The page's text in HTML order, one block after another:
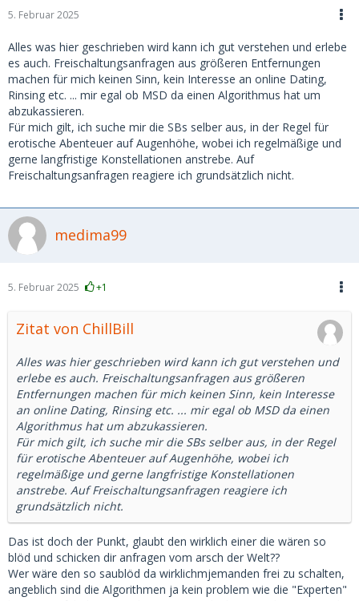
5. Februar 2025
Alles was hier geschrieben wird kann ich gut verstehen und erlebe
es auch. Freischaltungsanfragen aus größeren Entfernungen
machen für mich keinen Sinn, kein Interesse an online Dating,
Rinsing etc. ... mir egal ob MSD da einen Algorithmus hat um
abzukassieren.
Für mich gilt, ich suche mir die SBs selber aus, in der Regel für
erotische Abenteuer auf Augenhöhe, wobei ich regelmäßige und
gerne langfristige Konstellationen anstrebe. Auf
Freischaltungsanfragen reagiere ich grundsätzlich nicht.
medima99
5. Februar 2025 +1
Zitat von ChillBill
Alles was hier geschrieben wird kann ich gut verstehen und
erlebe es auch. Freischaltungsanfragen aus größeren
Entfernungen machen für mich keinen Sinn, kein Interesse
an online Dating, Rinsing etc. ... mir egal ob MSD da einen
Algorithmus hat um abzukassieren.
Für mich gilt, ich suche mir die SBs selber aus, in der Regel
für erotische Abenteuer auf Augenhöhe, wobei ich
regelmäßige und gerne langfristige Konstellationen
anstrebe. Auf Freischaltungsanfragen reagiere ich
grundsätzlich nicht.
Das ist doch der Punkt, glaubt den wirklich einer die wären so
blöd und schicken dir anfragen vom arsch der Welt??
Wer wäre den so saublöd da wirklichmjemanden frei zu schalten,
angeblich sind die Algorithmen ja kein problem wie die "Experten"